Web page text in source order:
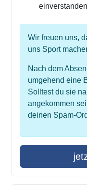
Wir freuen uns,
uns Sport
Nach dem
umgehend eine
Solltest du sie
angekommen
deinen Spam-